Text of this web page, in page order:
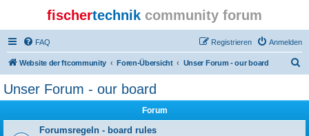
fischertechnik community forum
FAQ Anmelden
Registrieren
Website der ftcommunity Foren-Übersicht Unser Forum - our board
Unser Forum - our board
Forum
Forumsregeln - board rules